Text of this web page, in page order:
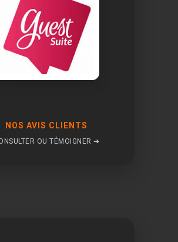
NOS AVIS CLIENTS
OU TÉMOIGNER ➔